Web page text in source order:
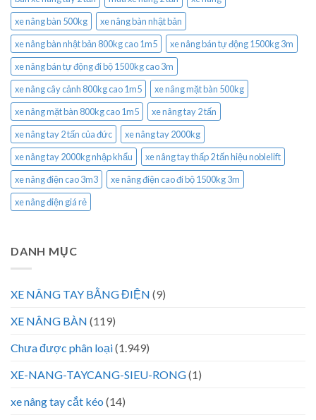
xe nâng bàn 500kg
xe nâng bàn nhật bản
xe nâng bàn nhật bản 800kg cao 1m5
xe nâng bán tự động 1500kg 3m
xe nâng bán tự động đi bộ 1500kg cao 3m
xe nâng cây cảnh 800kg cao 1m5
xe nâng mặt bàn 500kg
xe nâng mặt bàn 800kg cao 1m5
xe nâng tay 2 tấn
xe nâng tay 2 tấn của đức
xe nâng tay 2000kg
xe nâng tay 2000kg nhập khẩu
xe nâng tay thấp 2 tấn hiệu noblelift
xe nâng điện cao 3m3
xe nâng điện cao đi bộ 1500kg 3m
xe nâng điện giá rẻ
DANH MỤC
XE NÂNG TAY BẰNG ĐIỆN (9)
XE NÂNG BÀN (119)
Chưa được phân loại(1.949)
XE-NANG-TAYCANG-SIEU-RONG(1)
xe nâng tay cắt kéo (14)